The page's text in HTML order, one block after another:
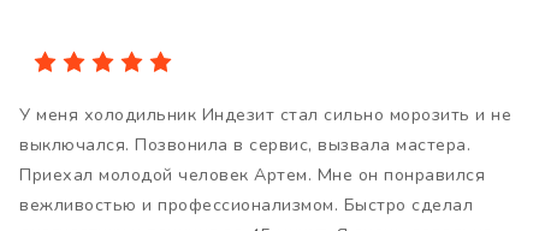
У меня холодильник Индезит стал сильно морозить и не
выключался. Позвонила в сервис, вызвала мастера.
Приехал молодой человек Артем. Мне он понравился
вежливостью и профессионализмом. Быстро сделал